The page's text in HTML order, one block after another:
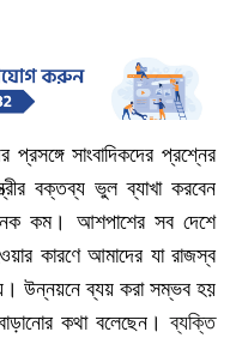
প্রসঙ্গে সাংবাদিকদের প্রশ্নের
বক্তব্য ভুল ব্যাখা করবেন
কম। আশপাশের সব দেশে
কারণে আমাদের যা রাজস্ব
উন্নয়নে ব্যয় করা সম্ভব হয়
কথা বলেছেন।ব্যক্তি